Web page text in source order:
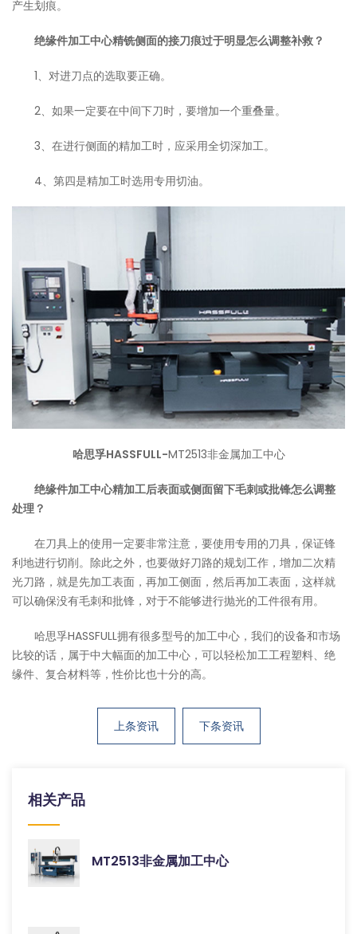
产生划痕。
绝缘件加工中心精铣侧面的接刀痕过于明显怎么调整补救？
1、对进刀点的选取要正确。
2、如果一定要在中间下刀时，要增加一个重叠量。
3、在进行侧面的精加工时，应采用全切深加工。
4、第四是精加工时选用专用切油。
哈思孚HASSFULL-MT2513非金属加工中心
绝缘件加工中心精加工后表面或侧面留下毛刺或批锋怎么调整
处理？
在刀具上的使用一定要非常注意，要使用专用的刀具，保证锋
利地进行切削。除此之外，也要做好刀路的规划工作，增加二次精
光刀路，就是先加工表面，再加工侧面，然后再加工表面，这样就
可以确保没有毛刺和批锋，对于不能够进行抛光的工件很有用。
哈思孚HASSFULL拥有很多型号的加工中心，我们的设备和市场
比较的话，属于中大幅面的加工中心，可以轻松加工工程塑料、绝
缘件、复合材料等，性价比也十分的高。
上条资讯 下条资讯
相关产品
MT2513非金属加工中心